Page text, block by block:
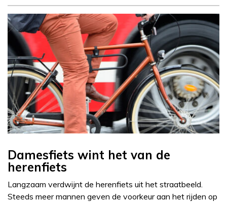
Damesfiets wint het van de
herenfiets
Langzaam verdwijnt de herenfiets uit het straatbeeld.
Steeds meer mannen geven de voorkeur aan het rijden op